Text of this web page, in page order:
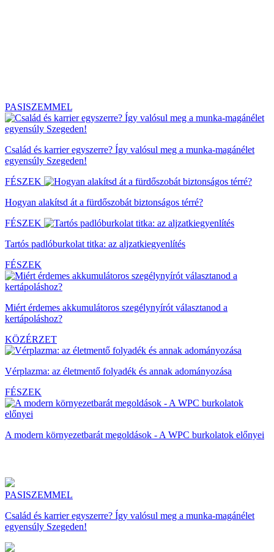
PASISZEMMEL
Család és karrier egyszerre? Így valósul meg a munka-magánélet
egyensúly Szegeden!
FÉSZEK
Hogyan alakítsd át a fürdőszobát biztonságos térré?
FÉSZEK
Tartós padlóburkolat titka: az aljzatkiegyenlítés
FÉSZEK
Miért érdemes akkumulátoros szegélynyírót választanod a
kertápoláshoz?
KÖZÉRZET
Vérplazma: az életmentő folyadék és annak adományozása
FÉSZEK
A modern környezetbarát megoldások - A WPC burkolatok előnyei
PASISZEMMEL
Család és karrier egyszerre? Így valósul meg a munka-magánélet
egyensúly Szegeden!